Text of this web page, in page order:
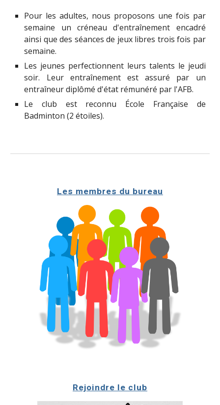
Pour les adultes, nous proposons une fois par
semaine un créneau d'entraînement encadré
ainsi que des séances de jeux libres trois fois par
semaine.
Les jeunes perfectionnent leurs talents le jeudi
soir. Leur entraînement est assuré par un
entraîneur diplômé d'état rémunéré par l'AFB.
Le club est reconnu École Française de
Badminton (2 étoiles).
Les membres du bureau
Rejoindre le club